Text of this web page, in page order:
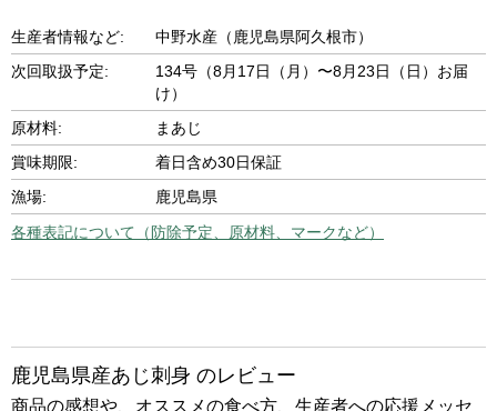
生産者情報など:
中野水産（鹿児島県阿久根市）
次回取扱予定:
134号（8月17日（月）〜8月23日（日）お届
け）
原材料:
まあじ
賞味期限:
着日含め30日保証
漁場:
鹿児島県
各種表記について（防除予定、原材料、マークなど）
鹿児島県産あじ刺身 のレビュー
商品の感想や、オススメの食べ方、生産者への応援メッセ